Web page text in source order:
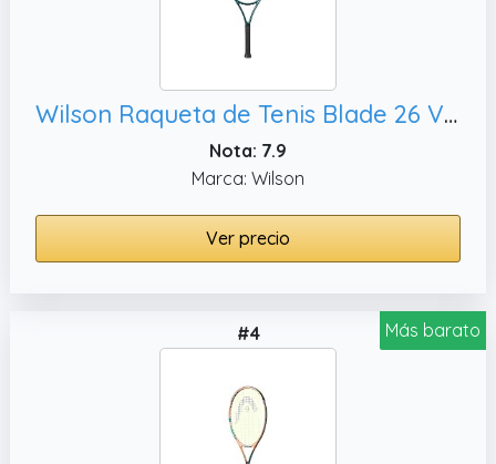
Wilson Raqueta de Tenis Blade 26 V9, Preencordada
Nota: 7.9
Marca: Wilson
Ver precio
Más barato
#4